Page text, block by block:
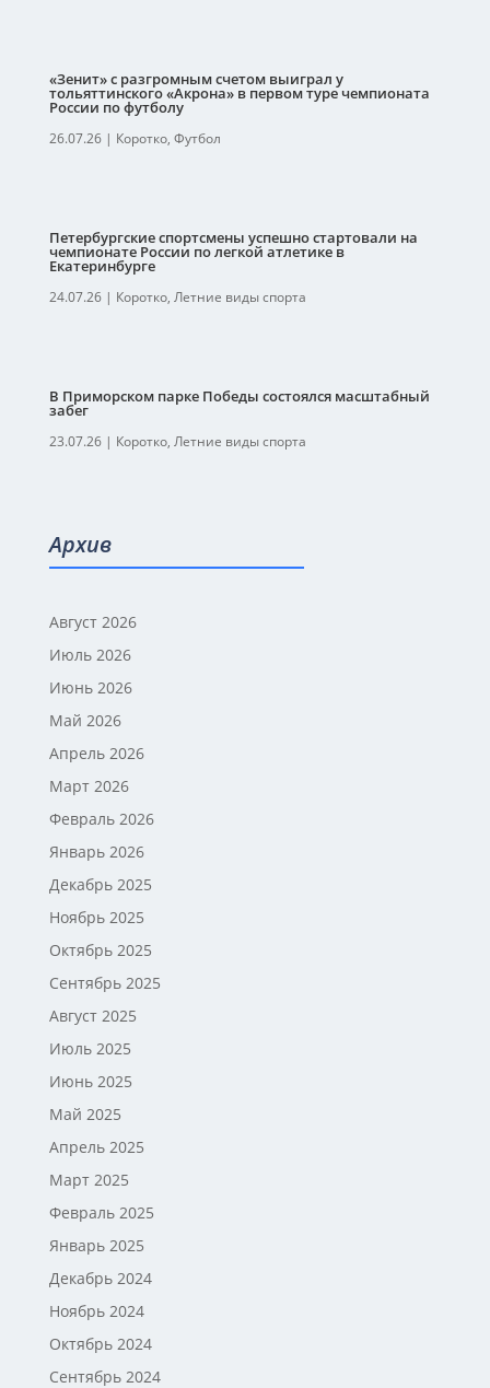
«Зенит» с разгромным счетом выиграл у
тольяттинского «Акрона» в первом туре чемпионата
России по футболу
26.07.26| Коротко, Футбол
Петербургские спортсмены успешно стартовали на
чемпионате России по легкой атлетике в
Екатеринбурге
24.07.26| Коротко, Летние виды спорта
В Приморском парке Победы состоялся масштабный
забег
23.07.26| Коротко, Летние виды спорта
Архив
Август 2026
Июль 2026
Июнь 2026
Май 2026
Апрель 2026
Март 2026
Февраль 2026
Январь 2026
Декабрь 2025
Ноябрь 2025
Октябрь 2025
Сентябрь 2025
Август 2025
Июль 2025
Июнь 2025
Май 2025
Апрель 2025
Март 2025
Февраль 2025
Январь 2025
Декабрь 2024
Ноябрь 2024
Октябрь 2024
Сентябрь 2024